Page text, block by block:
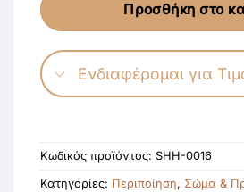
Προσθήκη στο
Ενδιαφέρομαι για
Κωδικός προϊόντος: SHH-0016
Κατηγορίες: Περιποίηση, Σώμα &